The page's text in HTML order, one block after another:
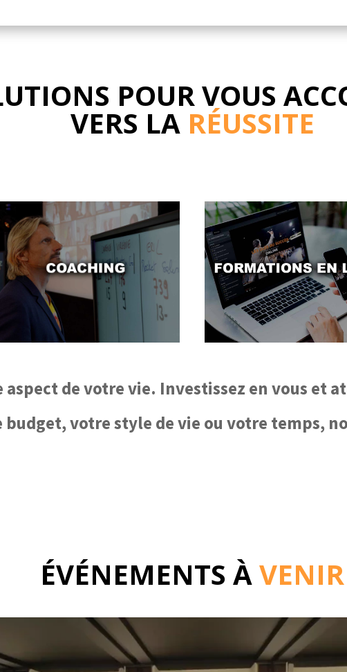
POUR VOUS
VERS LARÉUSSITE
aspect de votre vie. Investissez en vous et
votre style de vie ou votre temps,
ÉVÉNEMENTS ÀVENIR